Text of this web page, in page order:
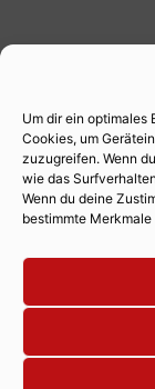
Um dir ein optimales
Cookies, um
zuzugreifen. Wenn
wie das
Wenn du deine
bestimmte